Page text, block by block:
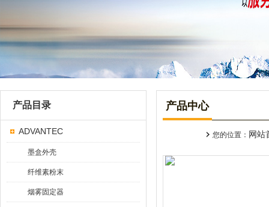
产品目录
ADVANTEC
墨盒外壳
纤维素粉末
烟雾固定器
产品中心
您的位置： 网站